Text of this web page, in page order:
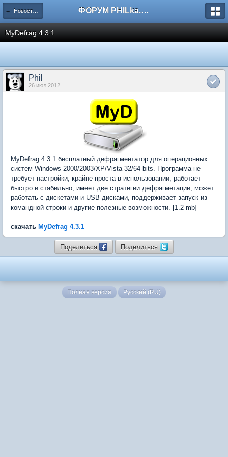
← Новости с сайта ФОРУМ PHILka.RU
MyDefrag 4.3.1
Phil
26 июл 2012
MyDefrag 4.3.1 бесплатный дефрагментатор для операционных
систем Windows 2000/2003/XP/Vista 32/64-bits. Программа не
требует настройки, крайне проста в использовании, работает
быстро и стабильно, имеет две стратегии дефрагметации, может
работать с дискетами и USB-дисками, поддерживает запуск из
командной строки и другие полезные возможности. [1.2 mb]
скачать MyDefrag 4.3.1
Поделиться Поделиться
Полная версия Русский (RU)